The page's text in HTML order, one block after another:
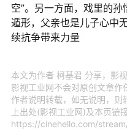
空”。另一方面，戏里的
遁形，父亲也是儿子心中
续抗争带来力量
本文为作者 柯基君 分享，影
影视工业网不会对原创文章
作者说明转载，如无说明，
上出处(影视工业网)及本页链
https://cinehello.com/